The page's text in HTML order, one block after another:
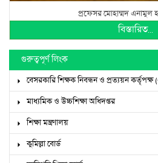
প্রফেসর মোহাম্মদ এনামুল
বিস্তারিত...
গুরুত্বপূর্ণ লিংক
বেসরকারি শিক্ষক নিবন্ধন ও প্রত্যয়ন
মাধ্যমিক ও উচ্চশিক্ষা অধিদপ্তর
শিক্ষা মন্ত্রণালয়
কুমিল্লা বোর্ড